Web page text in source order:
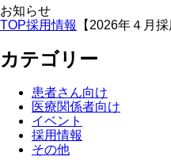
お知らせ
TOP採用情報 【2026年４月
カテゴリー
患者さん向け
医療関係者向け
イベント
採用情報
その他